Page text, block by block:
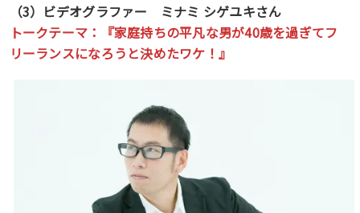
（3）ビデオグラファー ミナミ シゲユキさん
トークテーマ：『家庭持ちの平凡な男が40歳を過ぎてフ
リーランスになろうと決めたワケ！』